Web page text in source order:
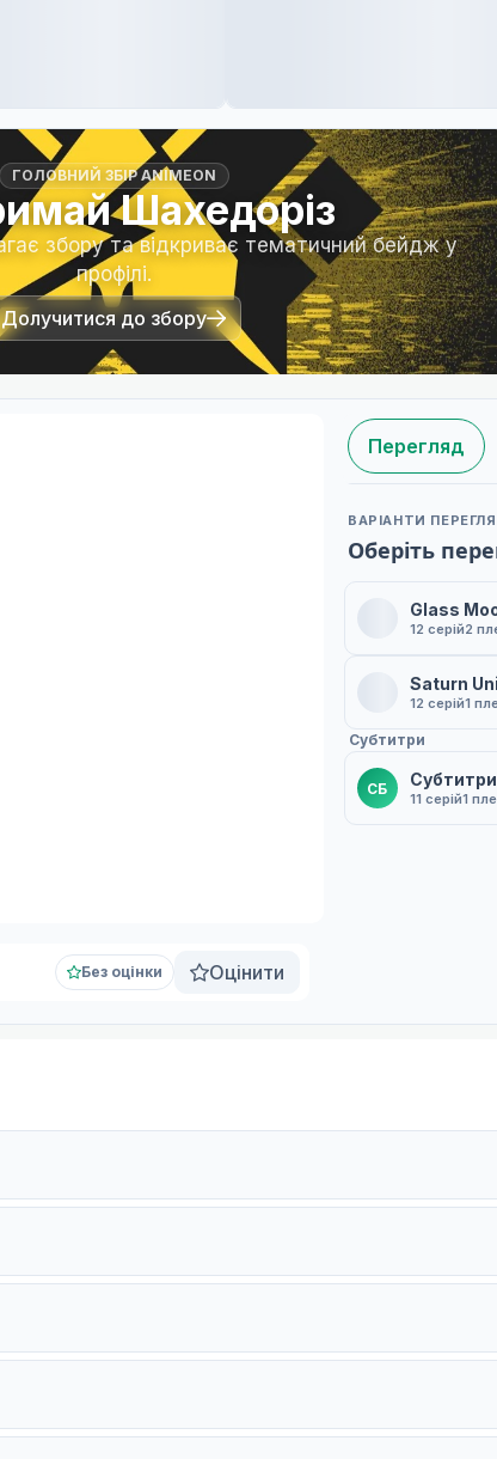
ГОЛОВНИЙ ЗБІР ANIMEON
Шахедоріз
збору та відкриває тематичний бейдж у
профілі.
Долучитися до збору
Без оцінки Оцінити
Перегляд
ВАРІАНТИ
Оберіть
Glass
12 серій2
Saturn
12 серій1
Субтитри
СБ
11 серій1